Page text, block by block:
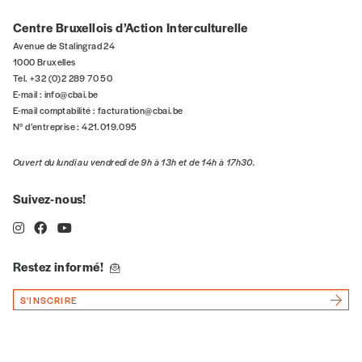
*Prix indicatif, frais de port inclus
Je m'abonne à l'Imag
en Belgique)
Format numérique
Édition papier (livraison en Belgique
uniquement)
Centre Bruxellois d’Action Interculturelle
Avenue de Stalingrad 24
1000 Bruxelles
Tel. +32 (0)2 289 70 50
E-mail : info@cbai.be
E-mail comptabilité : facturation@cbai.be
N° d’entreprise : 421.019.095
Ouvert du lundi au vendredi de 9h à 13h et de 14h à 17h30.
Suivez-nous!
Restez informé!
S'INSCRIRE